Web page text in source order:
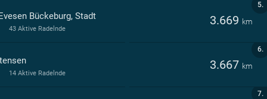
5.
Bückeburg, Stadt 3.669 km
43 Aktive Radelnde
6.
3.667 km
14 Aktive Radelnde
7.